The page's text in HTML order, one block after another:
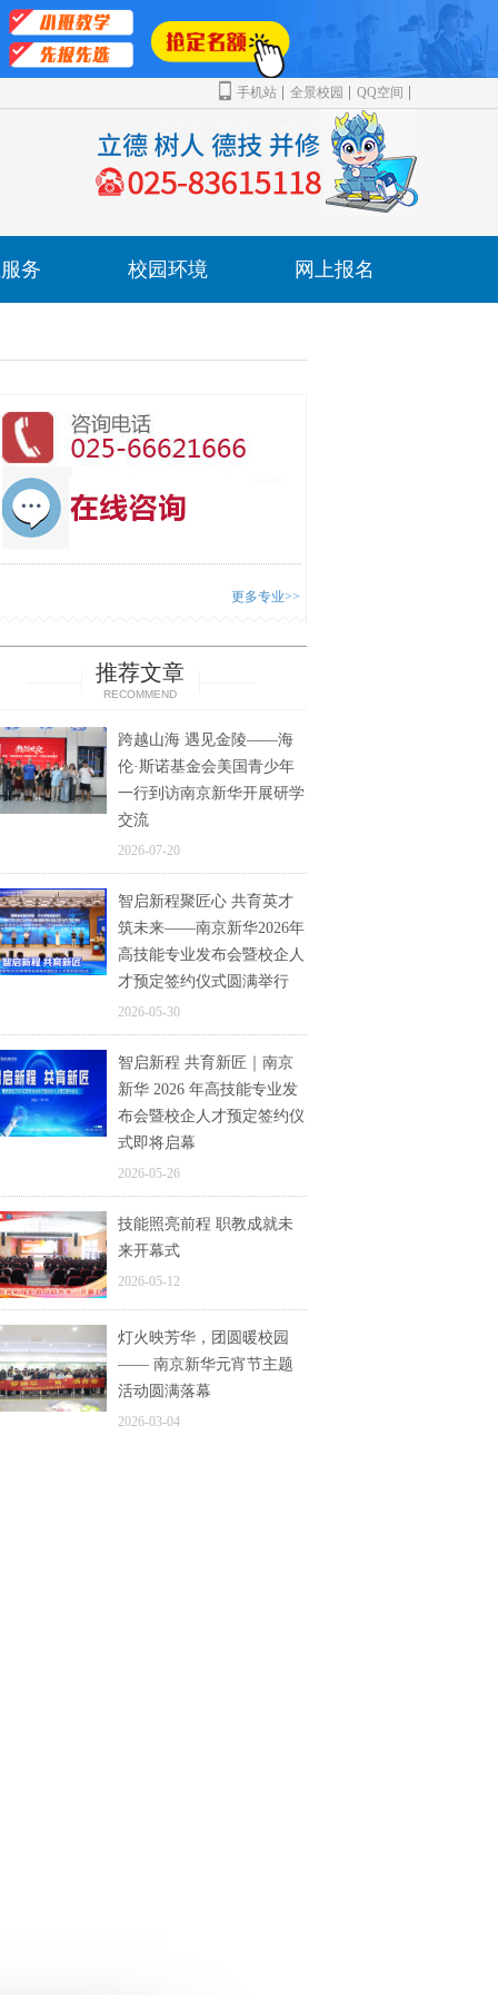
手机站 全景校园 QQ空间
务 校园环境 网上报名
更多专业>>
推荐文章
RECOMMEND
跨越山海 遇见金陵——海
伦·斯诺基金会美国青少年
一行到访南京新华开展研学
交流
2026-07-20
智启新程聚匠心 共育英才
筑未来——南京新华2026年
高技能专业发布会暨校企人
才预定签约仪式圆满举行
2026-05-30
智启新程 共育新匠｜南京
新华 2026 年高技能专业发
布会暨校企人才预定签约仪
式即将启幕
2026-05-26
技能照亮前程 职教成就未
来开幕式
2026-05-12
灯火映芳华，团圆暖校园
—— 南京新华元宵节主题
活动圆满落幕
2026-03-04